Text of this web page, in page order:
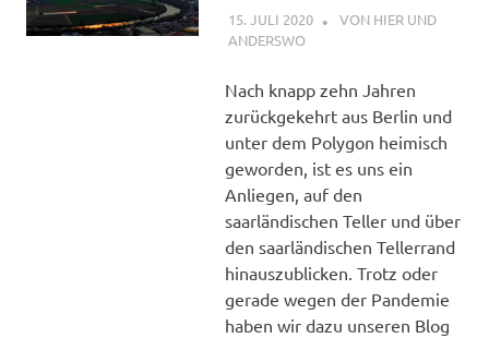
15. JULI 2020 STEPHAN
VON HIER UND
ANDERSWO
Nach knapp zehn Jahren
zurückgekehrt aus Berlin und
unter dem Polygon heimisch
geworden, ist es uns ein
Anliegen, auf den
saarländischen Teller und über
den saarländischen Tellerrand
hinauszublicken. Trotz oder
gerade wegen der Pandemie
haben wir dazu unseren Blog